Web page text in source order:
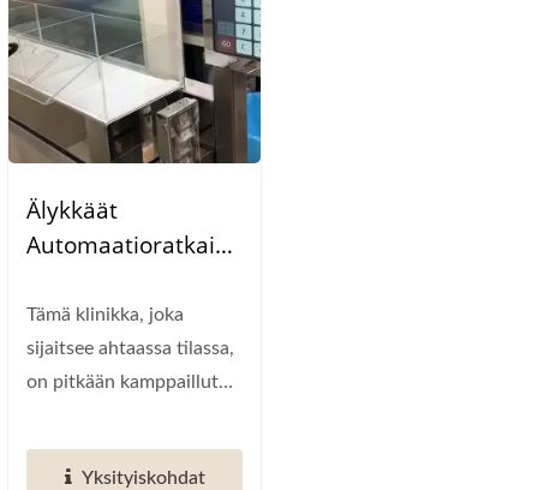
Älykkäät
Automaatioratkaisu
Terveydenhuoltokli
Nikoille
Tämä klinikka, joka
sijaitsee ahtaassa tilassa,
on pitkään kamppaillut
kuljetusongelmien...
Yksityiskohdat